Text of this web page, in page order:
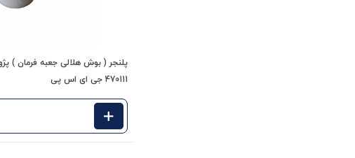
470111 جی ای اس پی